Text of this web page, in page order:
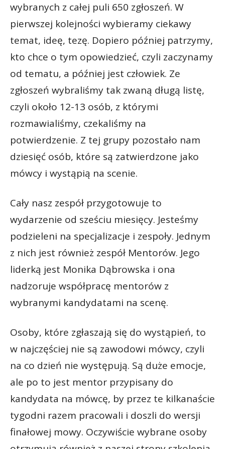
wybranych z całej puli 650 zgłoszeń. W
pierwszej kolejności wybieramy ciekawy
temat, ideę, tezę. Dopiero później patrzymy,
kto chce o tym opowiedzieć, czyli zaczynamy
od tematu, a później jest człowiek. Ze
zgłoszeń wybraliśmy tak zwaną długą listę,
czyli około 12-13 osób, z którymi
rozmawialiśmy, czekaliśmy na
potwierdzenie. Z tej grupy pozostało nam
dziesięć osób, które są zatwierdzone jako
mówcy i wystąpią na scenie.
Cały nasz zespół przygotowuje to
wydarzenie od sześciu miesięcy. Jesteśmy
podzieleni na specjalizacje i zespoły. Jednym
z nich jest również zespół Mentorów. Jego
liderką jest Monika Dąbrowska i ona
nadzoruje współpracę mentorów z
wybranymi kandydatami na scenę.
Osoby, które zgłaszają się do wystąpień, to
w najczęściej nie są zawodowi mówcy, czyli
na co dzień nie występują. Są duże emocje,
ale po to jest mentor przypisany do
kandydata na mówcę, by przez te kilkanaście
tygodni razem pracowali i doszli do wersji
finałowej mowy. Oczywiście wybrane osoby